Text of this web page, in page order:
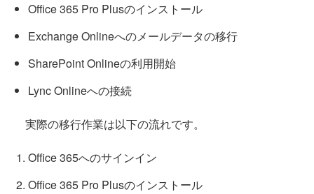
Office 365 Pro Plusのインストール
Exchange Onlineへのメールデータの移行
SharePoint Onlineの利用開始
Lync Onlineへの接続
実際の移行作業は以下の流れです。
Office 365へのサインイン
Office 365 Pro Plusのインストール